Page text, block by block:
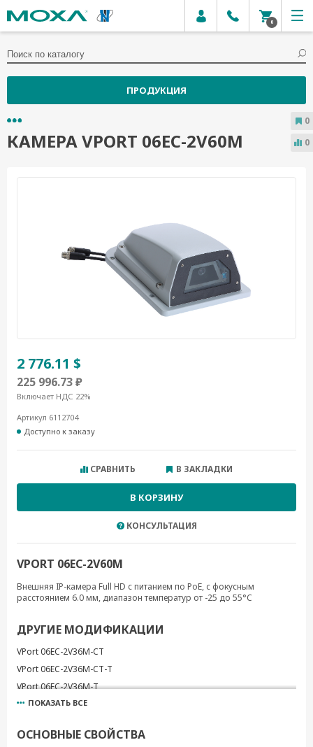
0
ПРОДУКЦИЯ
КАМЕРА VPORT 06EC-2V60M
2 776.11 $
225 996.73 ₽
Включает НДС 22%
Артикул 6112704
Доступно к заказу
СРАВНИТЬ В ЗАКЛАДКИ
В КОРЗИНУ
КОНСУЛЬТАЦИЯ
VPORT 06EC-2V60M
Внешняя IP-камера Full HD с питанием по PoE, с фокусным
расстоянием 6.0 мм, диапазон температур от -25 до 55°C
ДРУГИЕ МОДИФИКАЦИИ
VPort 06EC-2V36M-CT
VPort 06EC-2V36M-CT-T
VPort 06EC-2V36M-T
VPort 06EC-2V42M
VPort 06EC-2V42M-CT-T
ПОКАЗАТЬ ВСЕ
ОСНОВНЫЕ СВОЙСТВА
0
0